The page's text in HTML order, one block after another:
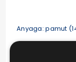
Anyaga: pamut
Mérete: 38 x 42